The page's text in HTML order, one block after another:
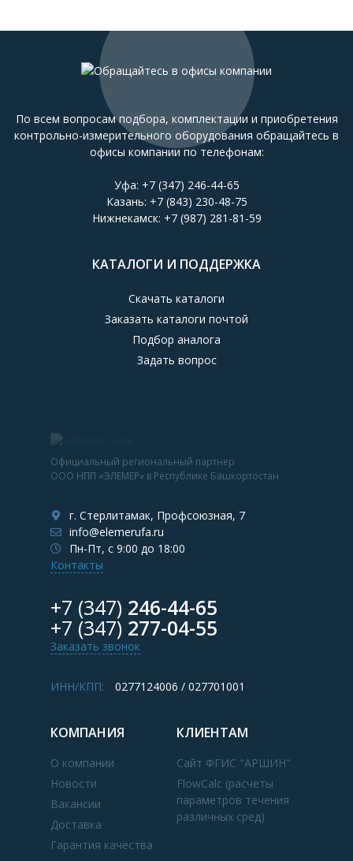
По всем вопросам подбора, комплектации и приобретения
контрольно-измерительного оборудования обращайтесь в
офисы компании по телефонам:
Уфа: +7 (347) 246-44-65
Казань: +7 (843) 230-48-75
Нижнекамск: +7 (987) 281-81-59
КАТАЛОГИ И ПОДДЕРЖКА
Скачать каталоги
Заказать каталоги почтой
Подбор аналога
Задать вопрос
Официальный региональный партнер
ООО НПП «ЭЛЕМЕР» в Республике Башкортостан
г. Стерлитамак, Профсоюзная, 7
info@elemerufa.ru
Пн-Пт, с 9:00 до 18:00
Контакты
+7 (347) 246-44-65
+7 (347) 277-04-55
Заказать звонок
ИНН/КПП: 0277124006 / 027701001
КОМПАНИЯ
О компании
Новости
Вакансии
Доставка
Гарантия качества
КЛИЕНТАМ
Сайт ФГИС "АРШИН"
FlowCalc (расчеты
параметров течения
различных сред)